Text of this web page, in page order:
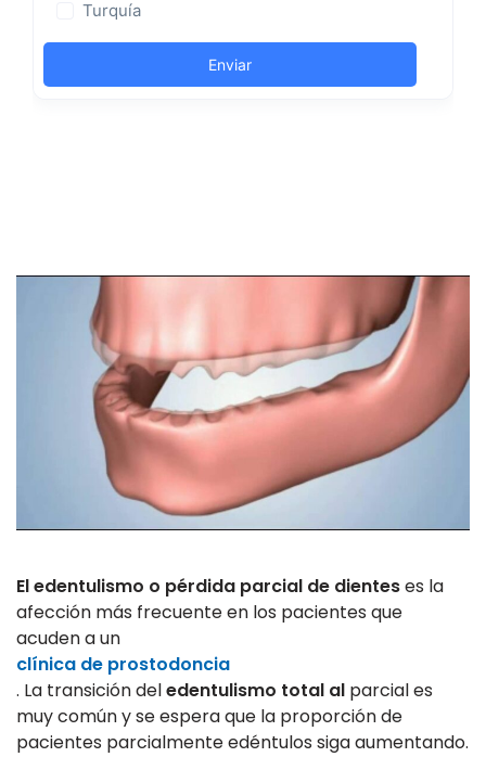
El edentulismo o pérdida parcial de dienteses la
afección más frecuente en los pacientes que
acuden a un
clínica de prostodoncia
. La transición deledentulismo total al parcial es
muy común y se espera que la proporción de
pacientes parcialmente edéntulos siga aumentando.